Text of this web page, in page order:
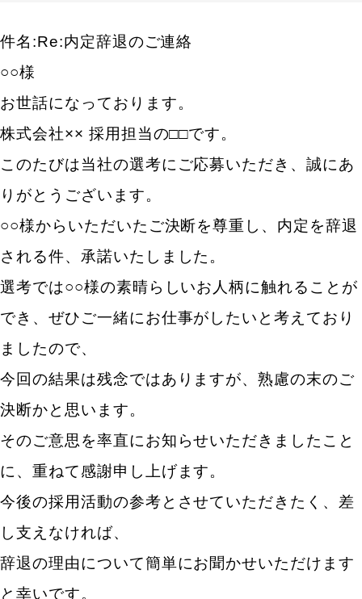
件名:Re:内定辞退のご連絡
○○様
お世話になっております。
株式会社×× 採用担当の□□です。
このたびは当社の選考にご応募いただき、誠にあ
りがとうございます。
○○様からいただいたご決断を尊重し、内定を辞退
される件、承諾いたしました。
選考では○○様の素晴らしいお人柄に触れることが
でき、ぜひご一緒にお仕事がしたいと考えており
ましたので、
今回の結果は残念ではありますが、熟慮の末のご
決断かと思います。
そのご意思を率直にお知らせいただきましたこと
に、重ねて感謝申し上げます。
今後の採用活動の参考とさせていただきたく、差
し支えなければ、
辞退の理由について簡単にお聞かせいただけます
と幸いです。